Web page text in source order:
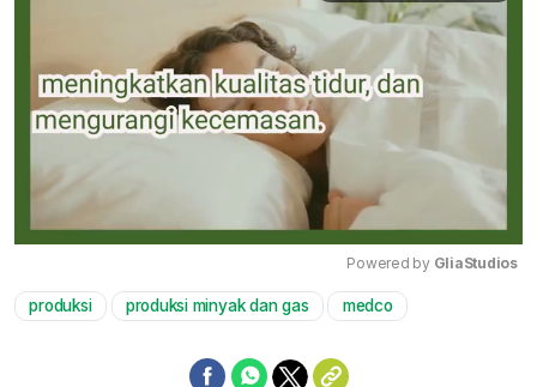
Powered by GliaStudios
produksi produksi minyak dan gas medco